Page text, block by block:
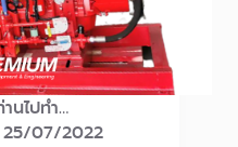
นไปทำ…
25/07/2022